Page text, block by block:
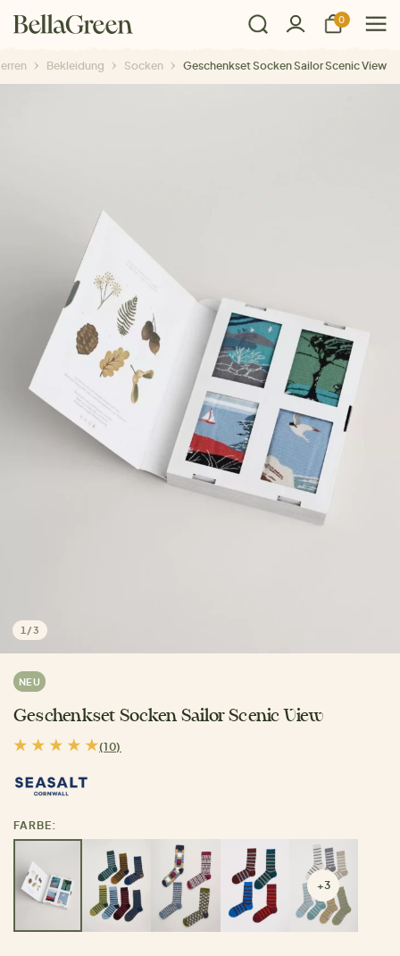
0
Bekleidung Socken Geschenkset Socken Sailor Scenic View
1 /3
NEU
Geschenkset Socken Sailor Scenic View
(10)
FARBE:
+3